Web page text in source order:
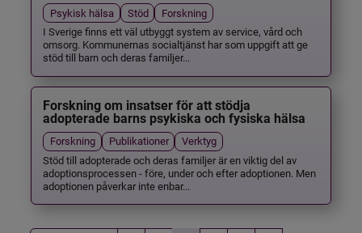
Psykisk hälsa Stöd
Forskning
I Sverige finns ett väl utbyggt system av service, vård och
omsorg. Kommunernas socialtjänst har som uppgift att ge
stöd till barn och deras familjer...
Forskning om insatser för att stödja
adopterade barns psykiska och fysiska hälsa
Forskning Publikationer
Verktyg
Stöd till adopterade och deras familjer är en viktig del av
adoptionsprocessen - före, under och efter adoptionen. Men
adoptionen påverkar inte enbar...